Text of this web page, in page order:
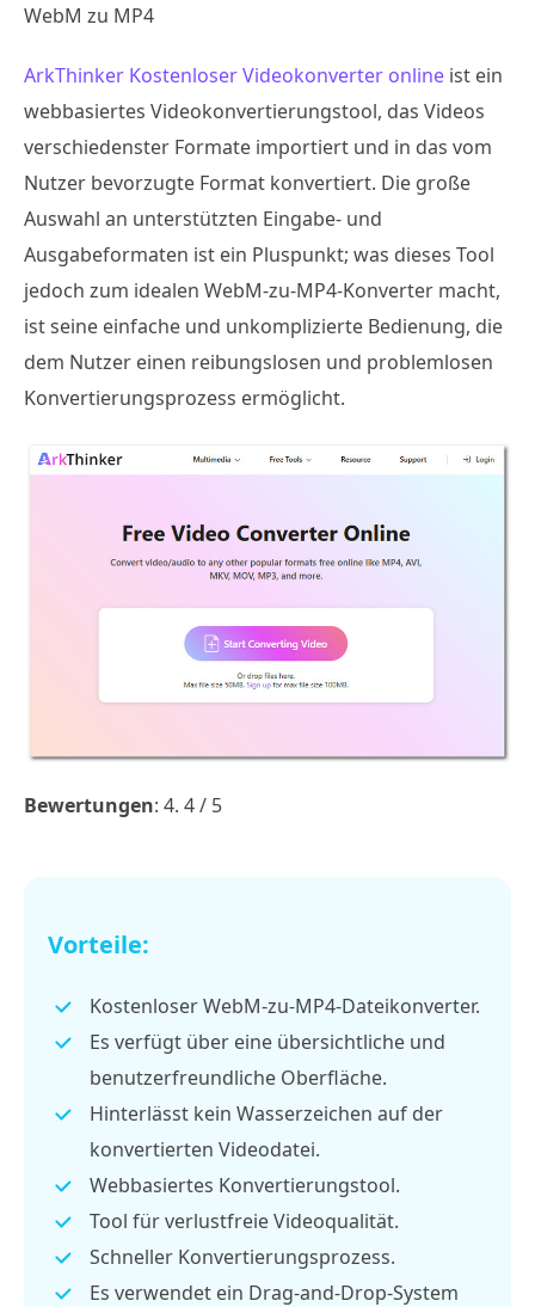
WebM zu MP4
ArkThinker Kostenloser Videokonverter online ist ein
webbasiertes Videokonvertierungstool, das Videos
verschiedenster Formate importiert und in das vom
Nutzer bevorzugte Format konvertiert. Die große
Auswahl an unterstützten Eingabe- und
Ausgabeformaten ist ein Pluspunkt; was dieses Tool
jedoch zum idealen WebM-zu-MP4-Konverter macht,
ist seine einfache und unkomplizierte Bedienung, die
dem Nutzer einen reibungslosen und problemlosen
Konvertierungsprozess ermöglicht.
Bewertungen: 4. 4 / 5
Vorteile:
Kostenloser WebM-zu-MP4-Dateikonverter.
Es verfügt über eine übersichtliche und
benutzerfreundliche Oberfläche.
Hinterlässt kein Wasserzeichen auf der
konvertierten Videodatei.
Webbasiertes Konvertierungstool.
Tool für verlustfreie Videoqualität.
Schneller Konvertierungsprozess.
Es verwendet ein Drag-and-Drop-System